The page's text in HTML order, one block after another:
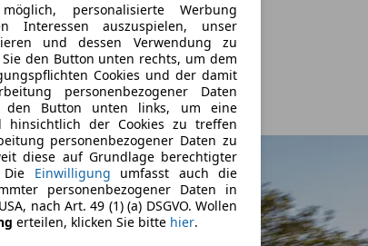
personalisierte Werbung
Interessen auszuspielen, unser
und dessen Verwendung zu
den Button unten rechts, um dem
Cookies und der damit
personenbezogener Daten
den Button unten links, um eine
hinsichtlich der Cookies zu treffen
personenbezogener Daten zu
diese auf Grundlage berechtigter
Einwilligung umfasst auch die
personenbezogener Daten in
nach Art. 49 (1) (a) DSGVO. Wollen
erteilen, klicken Sie bitte hier.